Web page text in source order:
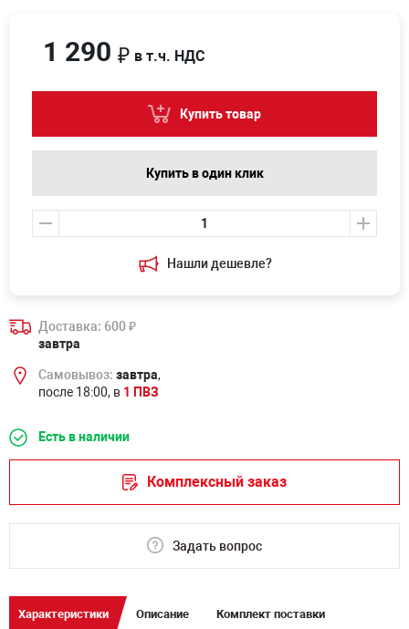
Нашли дешевле?
1 290 ₽ в т.ч. НДС
Купить товар
Купить в один клик
Доставка: 600₽
завтра
Самовывоз: завтра,
после 18:00, в 1 ПВЗ
Есть в наличии
Комплексный заказ
Задать вопрос
Характеристики Описание Комплект поставки